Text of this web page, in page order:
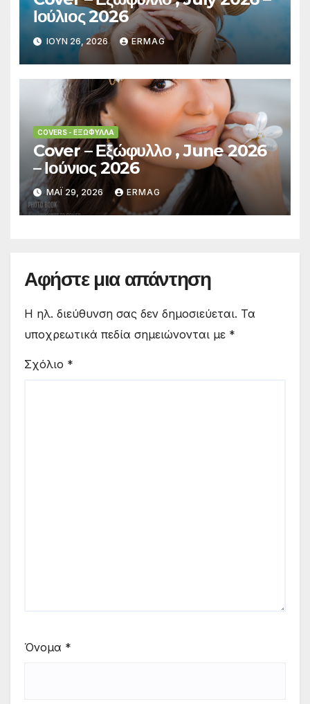
Ιούλιος 2026
ΙΟΎΝ 26, 2026 ERMAG
COVERS - ΕΞΏΦΥΛΛΑ
Cover – Εξώφυλλο , June 2026
– Ιούνιος 2026
ΜΆΙ 29, 2026 ERMAG
Αφήστε μια απάντηση
Η ηλ. διεύθυνση σας δεν δημοσιεύεται. Τα
υποχρεωτικά πεδία σημειώνονται με *
Σχόλιο *
Όνομα *